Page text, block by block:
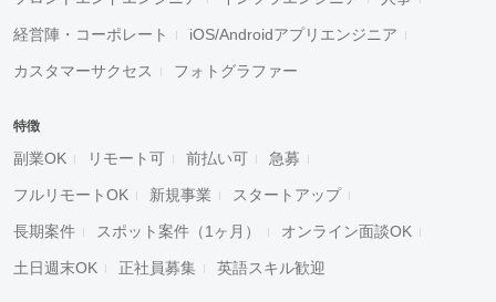
経営陣・コーポレート iOS/Androidアプリエンジニア
カスタマーサクセス フォトグラファー
特徴
副業OK リモート可 前払い可 急募
フルリモートOK 新規事業 スタートアップ
長期案件 スポット案件（1ヶ月） オンライン面談OK
土日週末OK 正社員募集 英語スキル歓迎